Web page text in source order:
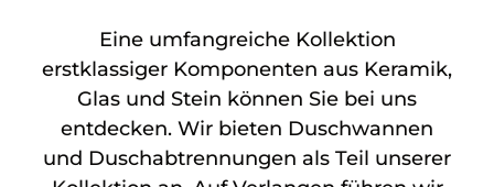
Eine umfangreiche Kollektion
erstklassiger Komponenten aus Keramik,
Glas und Stein können Sie bei uns
entdecken. Wir bieten Duschwannen
und Duschabtrennungen als Teil unserer